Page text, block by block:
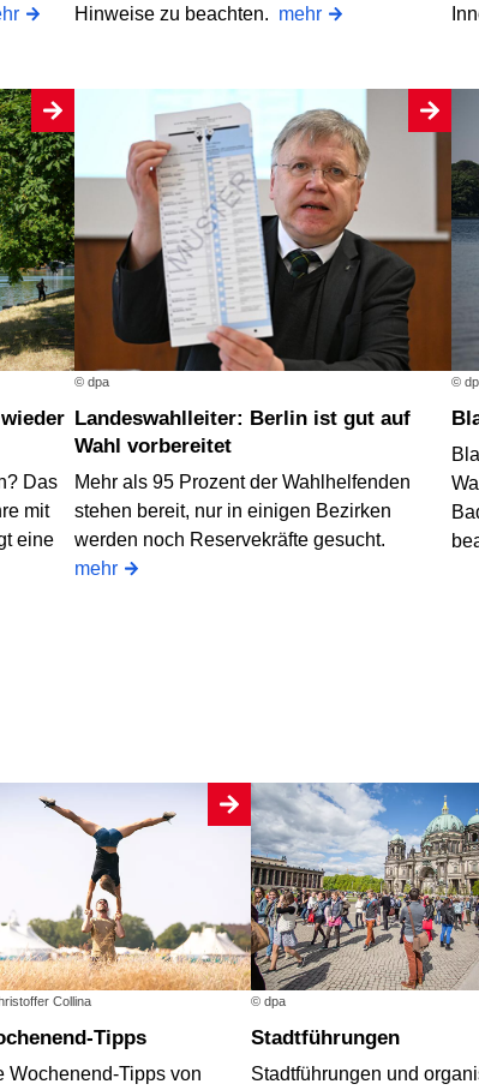
Hinweise zu beachten. mehr
Das
mit
eine
© dpa
Landeswahlleiter: Berlin ist gut auf
Wahl vorbereitet
Mehr als 95 Prozent der Wahlhelfenden
stehen bereit, nur in einigen Bezirken
werden noch Reservekräfte gesucht.
mehr
©
Collina
Tipps
Wochenend-Tipps von
© dpa
Stadtführungen
Stadtführungen und